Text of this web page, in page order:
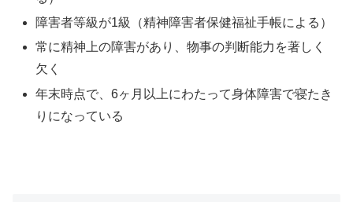
障害者等級が1級（精神障害者保健福祉手帳による）
常に精神上の障害があり、物事の判断能力を著しく
欠く
年末時点で、6ヶ月以上にわたって身体障害で寝たき
りになっている